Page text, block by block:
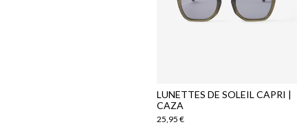
LUNETTES DE SOLEIL CAPRI |
CAZA
25,95 €